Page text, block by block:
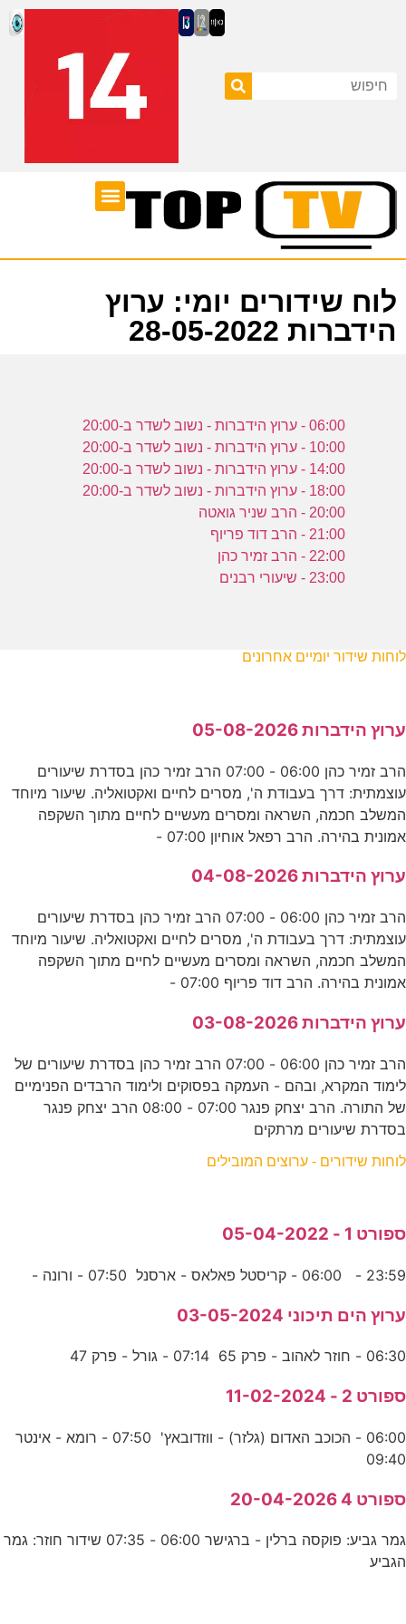
לוח שידורים יומי: ערוץ
הידברות 28-05-2022
06:00 - ערוץ הידברות - נשוב לשדר ב-20:00
10:00 - ערוץ הידברות - נשוב לשדר ב-20:00
14:00 - ערוץ הידברות - נשוב לשדר ב-20:00
18:00 - ערוץ הידברות - נשוב לשדר ב-20:00
20:00 - הרב שניר גואטה
21:00 - הרב דוד פריוף
22:00 - הרב זמיר כהן
23:00 - שיעורי רבנים
לוחות שידור יומיים אחרונים
ערוץ הידברות 05-08-2026
הרב זמיר כהן 06:00 - 07:00 הרב זמיר כהן בסדרת שיעורים
עוצמתית: דרך בעבודת ה', מסרים לחיים ואקטואליה. שיעור מיוחד
המשלב חכמה, השראה ומסרים מעשיים לחיים מתוך השקפה
אמונית בהירה. הרב רפאל אוחיון 07:00 -
ערוץ הידברות 04-08-2026
הרב זמיר כהן 06:00 - 07:00 הרב זמיר כהן בסדרת שיעורים
עוצמתית: דרך בעבודת ה', מסרים לחיים ואקטואליה. שיעור מיוחד
המשלב חכמה, השראה ומסרים מעשיים לחיים מתוך השקפה
אמונית בהירה. הרב דוד פריוף 07:00 -
ערוץ הידברות 03-08-2026
הרב זמיר כהן 06:00 - 07:00 הרב זמיר כהן בסדרת שיעורים של
לימוד המקרא, ובהם - העמקה בפסוקים ולימוד הרבדים הפנימיים
של התורה. הרב יצחק פנגר 07:00 - 08:00 הרב יצחק פנגר
בסדרת שיעורים מרתקים
לוחות שידורים - ערוצים המובילים
ספורט 1 - 05-04-2022
23:59 - 06:00 - קריסטל פאלאס - ארסנל 07:50 - ורונה -
ערוץ הים תיכוני 03-05-2024
06:30 - חוזר לאהוב - פרק 65 07:14 - גורל - פרק 47
ספורט 2 - 11-02-2024
06:00 - הכוכב האדום (גלזר) - ווזדובאץ' 07:50 - רומא - אינטר
09:40
ספורט 4 20-04-2026
גמר גביע: פוקסה ברלין - ברגישר 06:00 - 07:35 שידור חוזר: גמר
הגביע